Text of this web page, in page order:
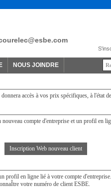
NOUS JOINDRE
accès à vos prix spécifiques, à l'état
compte d'entreprise et un profil en
Inscription Web nouveau client
profil en ligne lié à votre compte
votre numéro de client ESBE.